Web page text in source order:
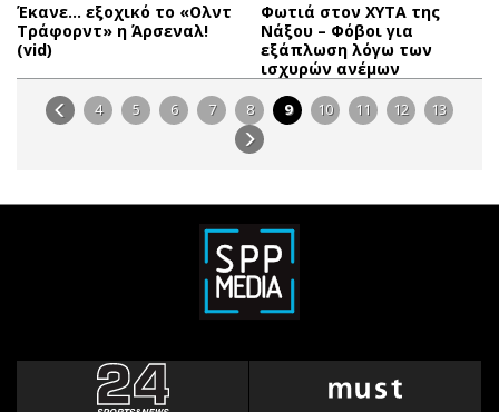
Έκανε… εξοχικό το «Ολντ
Τράφορντ» η Άρσεναλ!
(vid)
Φωτιά στον ΧΥΤΑ της
Νάξου – Φόβοι για
εξάπλωση λόγω των
ισχυρών ανέμων
4 5 6 7 8 9 10 11 12 13